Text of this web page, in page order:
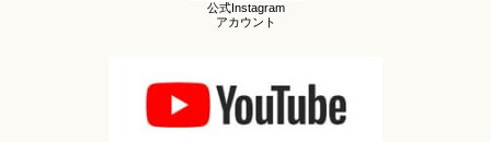
公式Instagram
アカウント